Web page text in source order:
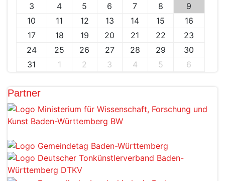
3
4 5 6 7 8
9
10
11 12 13 14 15
16
17
18 19 20 21 22
23
24
25 26 27 28 29
30
31
1 2 3 4 5 6
Partner